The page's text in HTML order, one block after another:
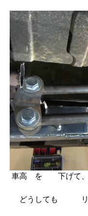
車高 を 下げて
どうしても